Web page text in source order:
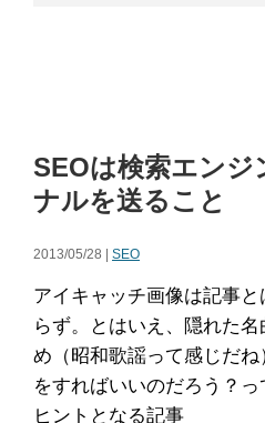
SEOは検索エンジ
ナルを送ること
2013/05/28 | SEO
アイキャッチ画像は記事
らず。とはいえ、隠れた
め（昭和歌謡って感じだ
をすればいいのだろう？
ヒントとなる記事